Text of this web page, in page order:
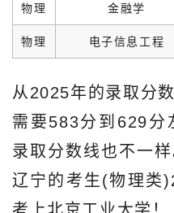
物理 金融学
物理 电子信息工程
从2025年的录取分
需要583分到629分
录取分数线也不一
辽宁的考生(物理类